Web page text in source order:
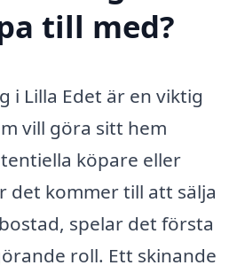
till med?
i Lilla Edet är en viktig
vill göra sitt hem
köpare eller
det kommer till att sälja
spelar det första
roll. Ett skinande